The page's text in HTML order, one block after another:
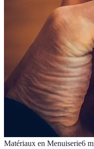
Matériaux en Menuiserie6